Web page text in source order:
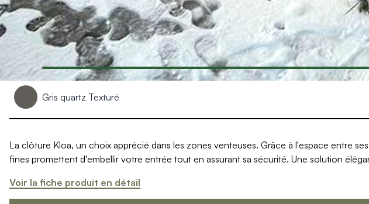
Produits > Produits par collection > Collection Trady
Produits > Produits par collection > Collection Fresk
Produits > Produits par collection > Collection Bois
Produits > Produits par collection > Collection Ceklo
Produits > Coloris et décors > Coloris aluminium
Produits > Coloris et décors > Coloris aluminium ton bois
Produits > Coloris et décors > Essences de bois
Produits > Coloris et décors > Coloris sur-mesure
Produits > Coloris et décors > Décors Fresk
Produits > Options > Domotique
Produits > Options > Boite à colis
Produits > Options > Plaque et numéro d'entrée
Gris quartz Texturé
La clôture Kloa, un choix apprécié dans les zones venteuses. Grâce à l'espace entre
fines promettent d'embellir votre entrée tout en assurant sa sécurité. Une solution
Voir la fiche produit en détail